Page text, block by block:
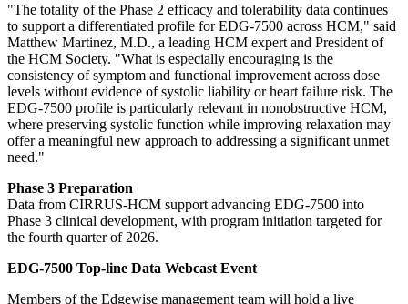
"The totality of the Phase 2 efficacy and tolerability data continues
to support a differentiated profile for EDG-7500 across HCM," said
Matthew Martinez, M.D., a leading HCM expert and President of
the HCM Society. "What is especially encouraging is the
consistency of symptom and functional improvement across dose
levels without evidence of systolic liability or heart failure risk. The
EDG-7500 profile is particularly relevant in nonobstructive HCM,
where preserving systolic function while improving relaxation may
offer a meaningful new approach to addressing a significant unmet
need."
Phase 3 Preparation
Data from CIRRUS-HCM support advancing EDG-7500 into
Phase 3 clinical development, with program initiation targeted for
the fourth quarter of 2026.
EDG-7500 Top-line Data Webcast Event
Members of the Edgewise management team will hold a live